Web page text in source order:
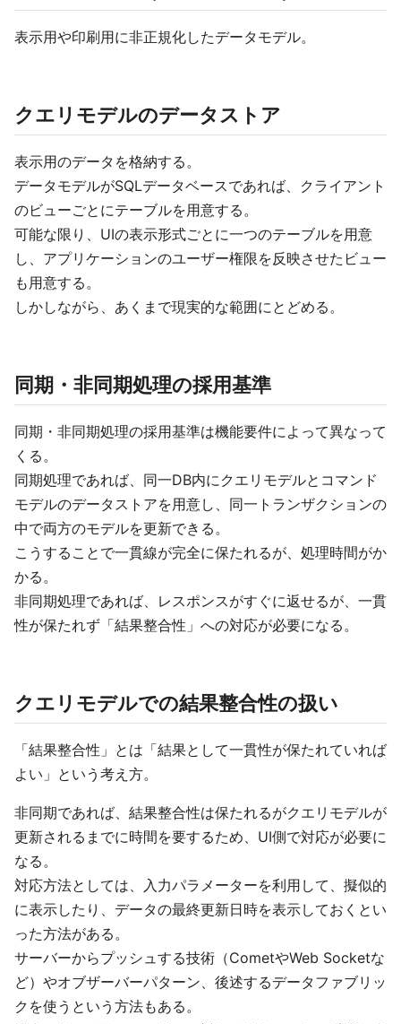
表示用や印刷用に非正規化したデータモデル。
クエリモデルのデータストア
表示用のデータを格納する。
データモデルがSQLデータベースであれば、クライアント
のビューごとにテーブルを用意する。
可能な限り、UIの表示形式ごとに一つのテーブルを用意
し、アプリケーションのユーザー権限を反映させたビュー
も用意する。
しかしながら、あくまで現実的な範囲にとどめる。
同期・非同期処理の採用基準
同期・非同期処理の採用基準は機能要件によって異なって
くる。
同期処理であれば、同一DB内にクエリモデルとコマンド
モデルのデータストアを用意し、同一トランザクションの
中で両方のモデルを更新できる。
こうすることで一貫線が完全に保たれるが、処理時間がか
かる。
非同期処理であれば、レスポンスがすぐに返せるが、一貫
性が保たれず「結果整合性」への対応が必要になる。
クエリモデルでの結果整合性の扱い
「結果整合性」とは「結果として一貫性が保たれていれば
よい」という考え方。
非同期であれば、結果整合性は保たれるがクエリモデルが
更新されるまでに時間を要するため、UI側で対応が必要に
なる。
対応方法としては、入力パラメーターを利用して、擬似的
に表示したり、データの最終更新日時を表示しておくとい
った方法がある。
サーバーからプッシュする技術（CometやWeb Socketな
ど）やオブザーバーパターン、後述するデータファブリッ
クを使うという方法もある。